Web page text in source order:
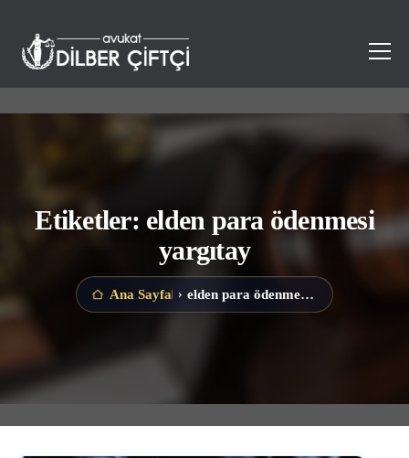
Etiketler: elden para ödenmesi
yargıtay
Ana Sayfa › elden para ödenmesi yargıtay